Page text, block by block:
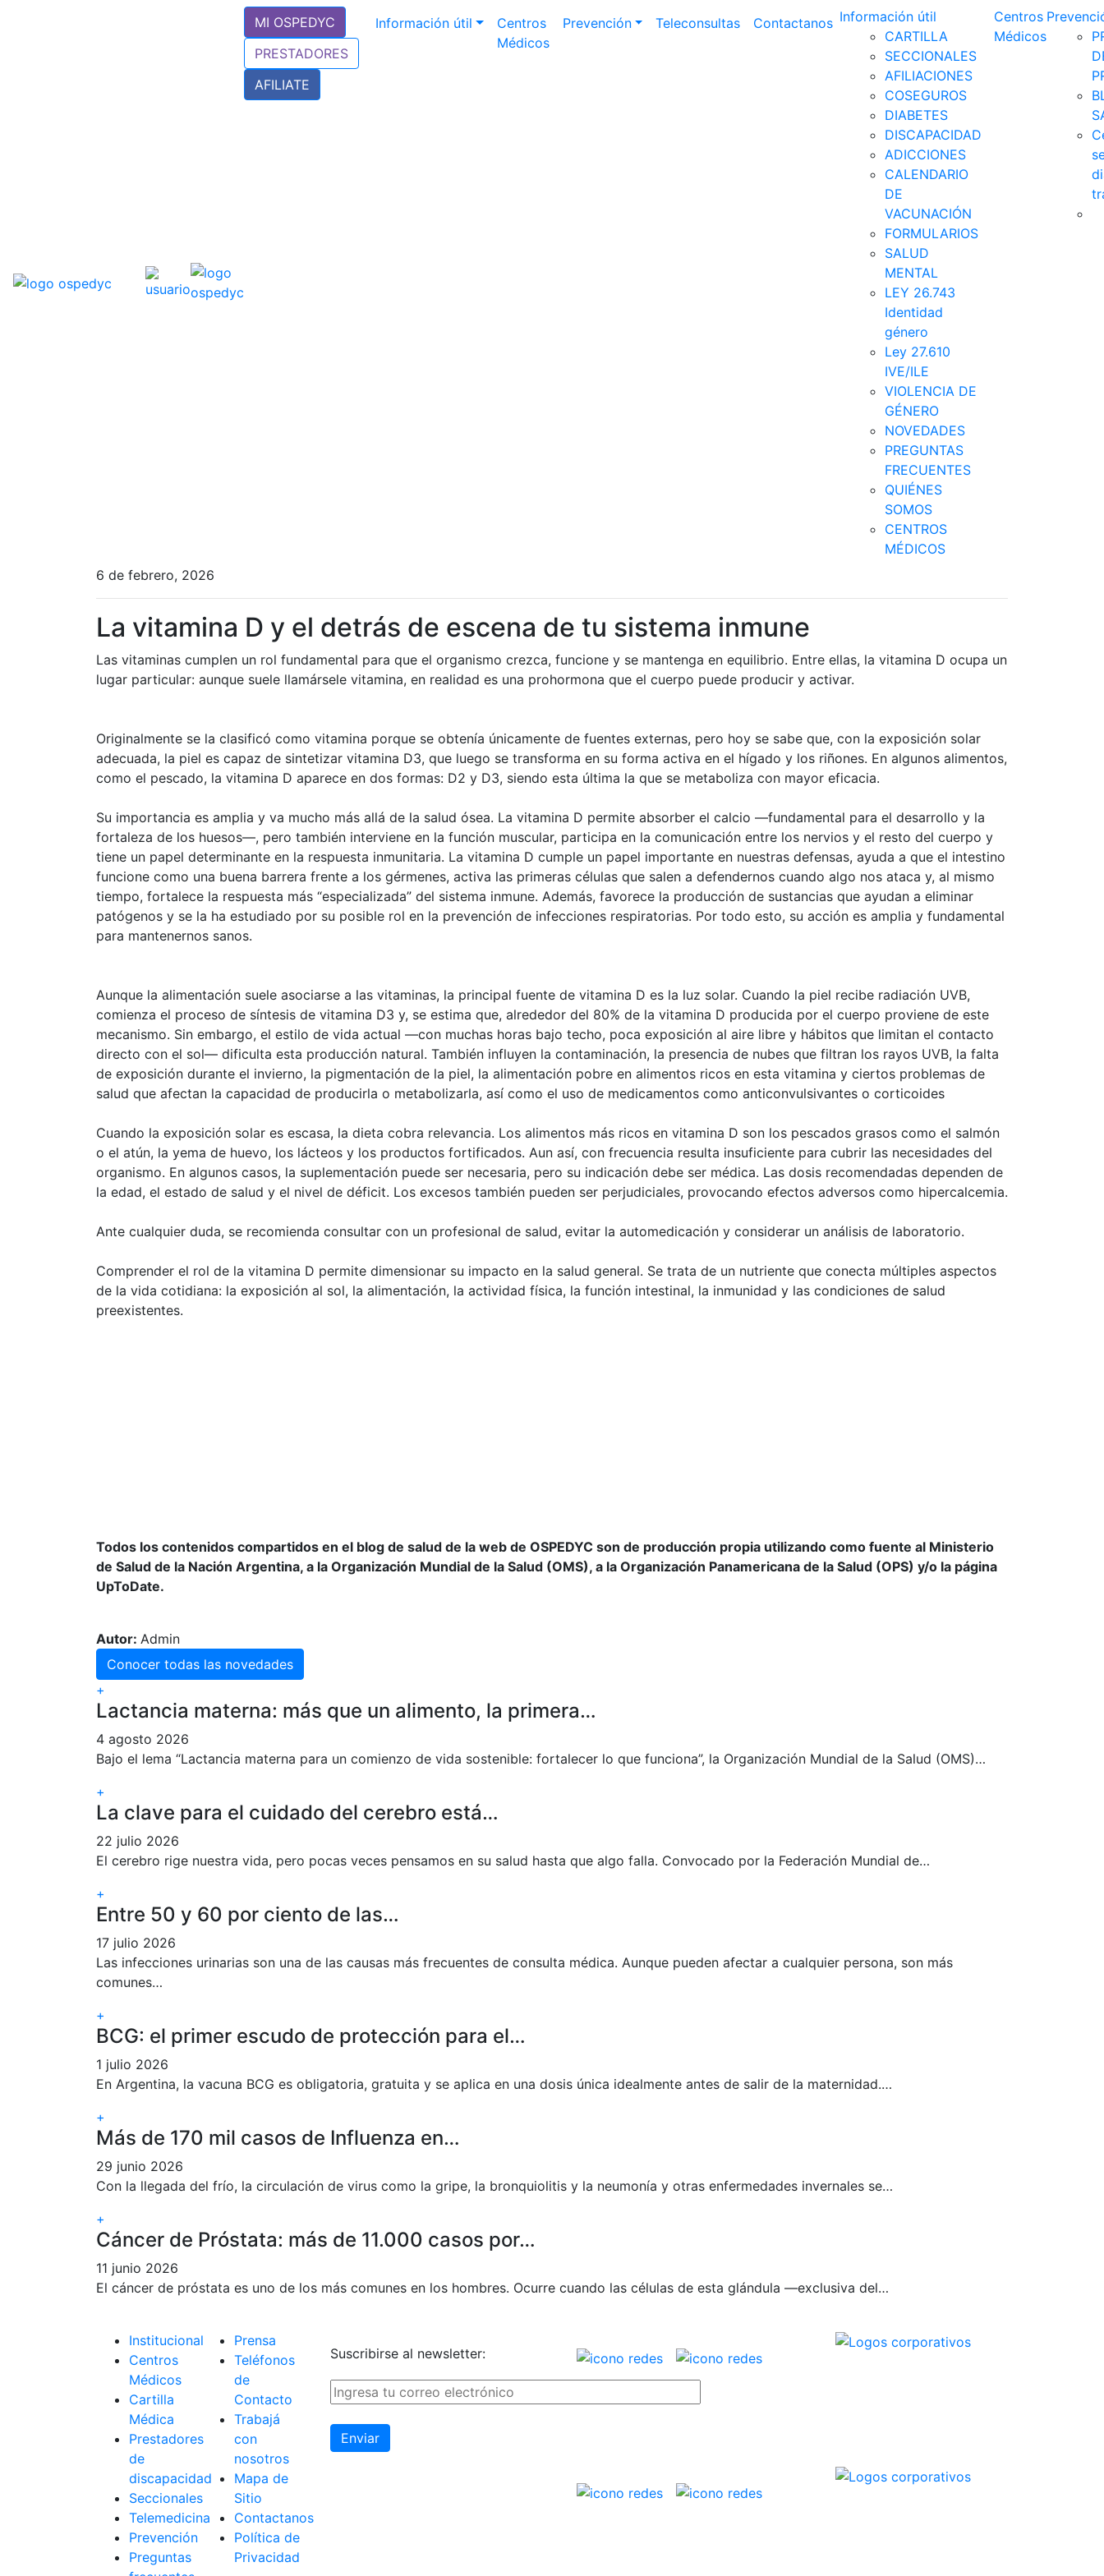
MI OSPEDYC
PRESTADORES
AFILIATE
Información útil
Centros
Médicos
Prevención Teleconsultas Contactanos Información útil
CARTILLA
SECCIONALES
AFILIACIONES
COSEGUROS
DIABETES
DISCAPACIDAD
ADICCIONES
CALENDARIO
DE
VACUNACIÓN
FORMULARIOS
SALUD
MENTAL
LEY 26.743
Identidad
género
Ley 27.610
IVE/ILE
VIOLENCIA DE
GÉNERO
NOVEDADES
PREGUNTAS
FRECUENTES
QUIÉNES
SOMOS
CENTROS
MÉDICOS
Centros
Médicos
6 de febrero, 2026
La vitamina D y el detrás de escena de tu sistema inmune
Las vitaminas cumplen un rol fundamental para que el organismo crezca, funcione y se mantenga en equilibrio. Entre ellas, la vitamina D ocupa un
lugar particular: aunque suele llamársele vitamina, en realidad es una prohormona que el cuerpo puede producir y activar.
Originalmente se la clasificó como vitamina porque se obtenía únicamente de fuentes externas, pero hoy se sabe que, con la exposición solar
adecuada, la piel es capaz de sintetizar vitamina D3, que luego se transforma en su forma activa en el hígado y los riñones. En algunos alimentos,
como el pescado, la vitamina D aparece en dos formas: D2 y D3, siendo esta última la que se metaboliza con mayor eficacia.
Su importancia es amplia y va mucho más allá de la salud ósea. La vitamina D permite absorber el calcio —fundamental para el desarrollo y la
fortaleza de los huesos—, pero también interviene en la función muscular, participa en la comunicación entre los nervios y el resto del cuerpo y
tiene un papel determinante en la respuesta inmunitaria. La vitamina D cumple un papel importante en nuestras defensas, ayuda a que el intestino
funcione como una buena barrera frente a los gérmenes, activa las primeras células que salen a defendernos cuando algo nos ataca y, al mismo
tiempo, fortalece la respuesta más “especializada” del sistema inmune. Además, favorece la producción de sustancias que ayudan a eliminar
patógenos y se la ha estudiado por su posible rol en la prevención de infecciones respiratorias. Por todo esto, su acción es amplia y fundamental
para mantenernos sanos.
Aunque la alimentación suele asociarse a las vitaminas, la principal fuente de vitamina D es la luz solar. Cuando la piel recibe radiación UVB,
comienza el proceso de síntesis de vitamina D3 y, se estima que, alrededor del 80% de la vitamina D producida por el cuerpo proviene de este
mecanismo. Sin embargo, el estilo de vida actual —con muchas horas bajo techo, poca exposición al aire libre y hábitos que limitan el contacto
directo con el sol— dificulta esta producción natural. También influyen la contaminación, la presencia de nubes que filtran los rayos UVB, la falta
de exposición durante el invierno, la pigmentación de la piel, la alimentación pobre en alimentos ricos en esta vitamina y ciertos problemas de
salud que afectan la capacidad de producirla o metabolizarla, así como el uso de medicamentos como anticonvulsivantes o corticoides
Cuando la exposición solar es escasa, la dieta cobra relevancia. Los alimentos más ricos en vitamina D son los pescados grasos como el salmón
o el atún, la yema de huevo, los lácteos y los productos fortificados. Aun así, con frecuencia resulta insuficiente para cubrir las necesidades del
organismo. En algunos casos, la suplementación puede ser necesaria, pero su indicación debe ser médica. Las dosis recomendadas dependen de
la edad, el estado de salud y el nivel de déficit. Los excesos también pueden ser perjudiciales, provocando efectos adversos como hipercalcemia.
Ante cualquier duda, se recomienda consultar con un profesional de salud, evitar la automedicación y considerar un análisis de laboratorio.
Comprender el rol de la vitamina D permite dimensionar su impacto en la salud general. Se trata de un nutriente que conecta múltiples aspectos
de la vida cotidiana: la exposición al sol, la alimentación, la actividad física, la función intestinal, la inmunidad y las condiciones de salud
preexistentes.
Todos los contenidos compartidos en el blog de salud de la web de OSPEDYC son de producción propia utilizando como fuente al Ministerio
de Salud de la Nación Argentina, a la Organización Mundial de la Salud (OMS), a la Organización Panamericana de la Salud (OPS) y/o la página
UpToDate.
Autor: Admin
Conocer todas las novedades
+
Lactancia materna: más que un alimento, la primera…
4 agosto 2026
Bajo el lema “Lactancia materna para un comienzo de vida sostenible: fortalecer lo que funciona”, la Organización Mundial de la Salud (OMS)…
+
La clave para el cuidado del cerebro está…
22 julio 2026
El cerebro rige nuestra vida, pero pocas veces pensamos en su salud hasta que algo falla. Convocado por la Federación Mundial de…
+
Entre 50 y 60 por ciento de las…
17 julio 2026
Las infecciones urinarias son una de las causas más frecuentes de consulta médica. Aunque pueden afectar a cualquier persona, son más
comunes…
+
BCG: el primer escudo de protección para el…
1 julio 2026
En Argentina, la vacuna BCG es obligatoria, gratuita y se aplica en una dosis única idealmente antes de salir de la maternidad.…
+
Más de 170 mil casos de Influenza en…
29 junio 2026
Con la llegada del frío, la circulación de virus como la gripe, la bronquiolitis y la neumonía y otras enfermedades invernales se…
+
Cáncer de Próstata: más de 11.000 casos por…
11 junio 2026
El cáncer de próstata es uno de los más comunes en los hombres. Ocurre cuando las células de esta glándula —exclusiva del…
Institucional
Centros
Médicos
Cartilla
Médica
Prestadores
de
discapacidad
Seccionales
Telemedicina
Prevención
Preguntas
Prensa
Teléfonos
de
Contacto
Trabajá
con
nosotros
Mapa de
Sitio
Contactanos
Política de
Privacidad
Suscribirse al newsletter: